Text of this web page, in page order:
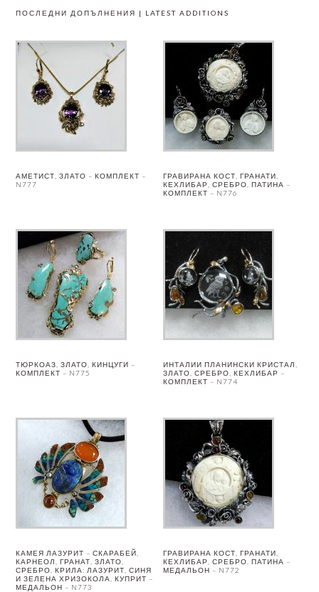
ПОСЛЕДНИ ДОПЪЛНЕНИЯ | LATEST ADDITIONS
АМЕТИСТ, ЗЛАТО – КОМПЛЕКТ –
N777
ГРАВИРАНА КОСТ, ГРАНАТИ,
КЕХЛИБАР, СРЕБРО, ПАТИНА –
КОМПЛЕКТ – N776
ТЮРКОАЗ, ЗЛАТО, КИНЦУГИ –
КОМПЛЕКТ – N775
ИНТАЛИИ ПЛАНИНСКИ КРИСТАЛ,
ЗЛАТО, СРЕБРО, КЕХЛИБАР –
КОМПЛЕКТ – N774
КАМЕЯ ЛАЗУРИТ – СКАРАБЕЙ,
КАРНЕОЛ, ГРАНАТ, ЗЛАТО,
СРЕБРО. КРИЛА: ЛАЗУРИТ, СИНЯ
И ЗЕЛЕНА ХРИЗОКОЛА, КУПРИТ –
МЕДАЛЬОН – N773
ГРАВИРАНА КОСТ, ГРАНАТИ,
КЕХЛИБАР, СРЕБРО, ПАТИНА –
МЕДАЛЬОН – N772